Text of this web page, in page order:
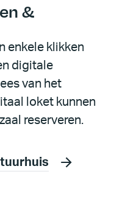
&
enkele klikken
digitale
van het
loket kunnen
reserveren.